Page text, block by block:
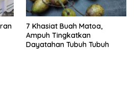
7 Khasiat Buah Matoa,
Ampuh Tingkatkan
Dayatahan Tubuh Tubuh